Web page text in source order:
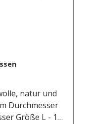
natur und
Größe L - 11